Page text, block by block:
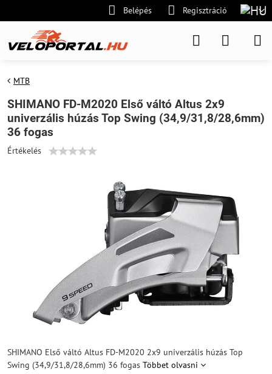
Belépés Regisztráció
MTB
SHIMANO FD-M2020 Első váltó Altus 2x9
univerzális húzás Top Swing (34,9/31,8/28,6mm)
36 fogas
Értékelés
SHIMANO Első váltó Altus FD-M2020 2x9 univerzális húzás Top
Swing (34,9/31,8/28,6mm) 36 fogas Többet olvasni